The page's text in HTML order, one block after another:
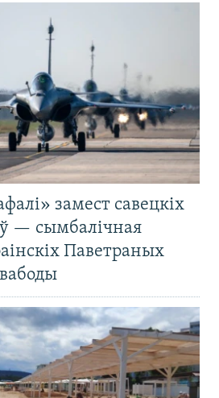
замест савецкіх
— сымбалічная
Паветраных